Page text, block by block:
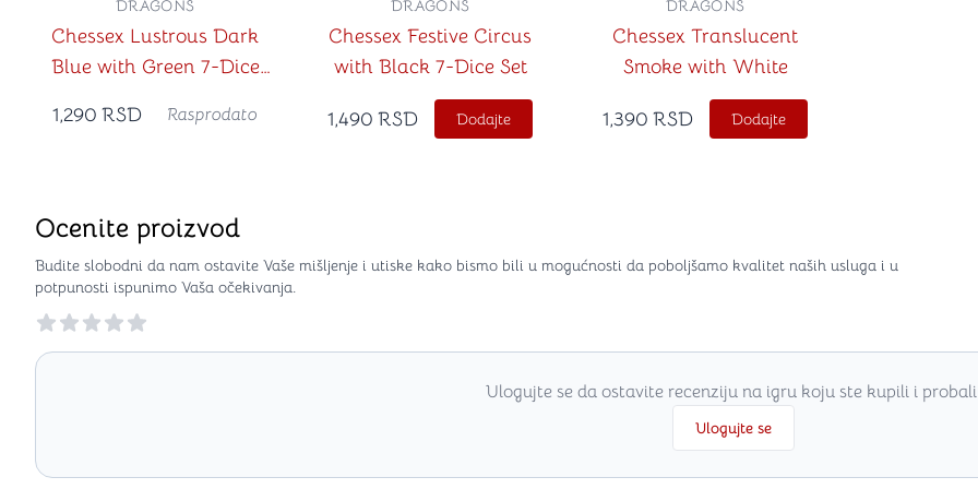
Chessex Lustrous Dark
Blue with Green 7-Dice
DRAGONS
1,290 RSD Rasprodato
Chessex Festive Circus
with Black 7-Dice Set
DRAGONS
1,490 RSD Dodajte
Chessex Translucent
Smoke with White
DRAGONS
1,390 RSD Dodajte
Ocenite proizvod
Budite slobodni da nam ostavite Vaše mišljenje i utiske kako bismo bili u mogućnosti da poboljšamo kvalitet naših usluga i u
potpunosti ispunimo Vaša očekivanja.
Reviews
Ulogujte se da ostavite recenziju na igru koju ste kupili i
Ulogujte se